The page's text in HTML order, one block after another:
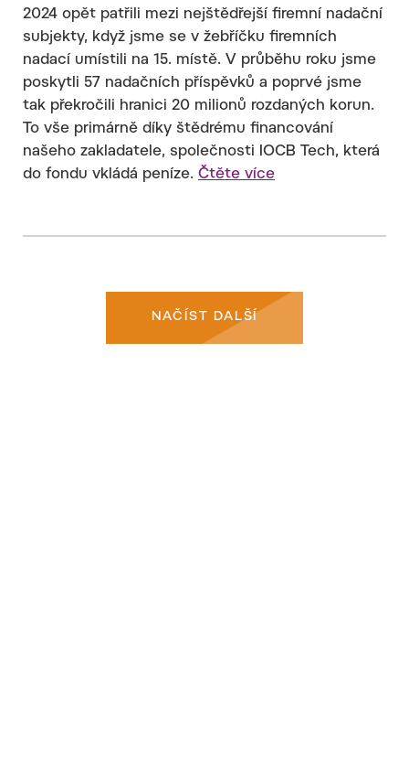
2024 opět patřili mezi nejštědřejší firemní nadační
subjekty, když jsme se v žebříčku firemních
nadací umístili na 15. místě. V průběhu roku jsme
poskytli 57 nadačních příspěvků a poprvé jsme
tak překročili hranici 20 milionů rozdaných korun.
To vše primárně díky štědrému financování
našeho zakladatele, společnosti IOCB Tech, která
do fondu vkládá peníze. Čtěte více
NAČÍST DALŠÍ